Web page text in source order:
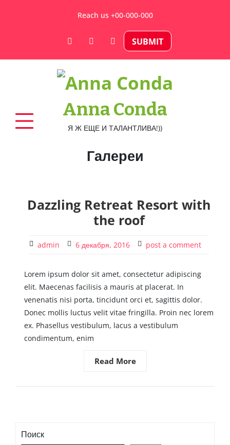
Reach us +00-000-000
SUBMIT
Anna Conda
Я Ж ЕЩЕ И ТАЛАНТЛИВА!))
Галереи
Dazzling Retreat Resort with
the roof
admin 6 декабря, 2016 post a comment
Lorem ipsum dolor sit amet, consectetur adipiscing
elit. Maecenas facilisis a mauris at placerat. In
venenatis nisi porta, tincidunt orci et, sagittis dolor.
Donec mollis luctus velit vitae fringilla. Proin nec lorem
ex. Phasellus vestibulum, lacus a vestibulum
condimentum, enim
Read More
Поиск